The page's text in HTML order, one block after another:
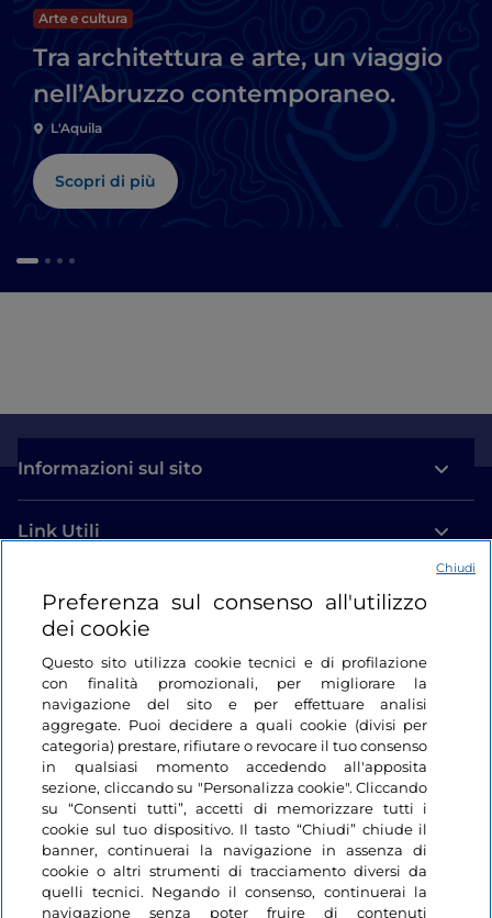
Arte e cultura
Tra architettura e arte, un viaggio
nell’Abruzzo contemporaneo.
L'Aquila
Scopri di più
Informazioni sul sito
Link Utili
Login
Restiamo in contatto
Preferenza sul consenso all'utilizzo
dei cookie
Questo sito utilizza cookie tecnici e di profilazione
con finalità promozionali, per migliorare la
navigazione del sito e per effettuare analisi
aggregate. Puoi decidere a quali cookie (divisi per
categoria) prestare, rifiutare o revocare il tuo consenso
in qualsiasi momento accedendo all'apposita
sezione, cliccando su "Personalizza cookie". Cliccando
su “Consenti tutti”, accetti di memorizzare tutti i
cookie sul tuo dispositivo. Il tasto “Chiudi” chiude il
banner, continuerai la navigazione in assenza di
cookie o altri strumenti di tracciamento diversi da
quelli tecnici. Negando il consenso, continuerai la
navigazione senza poter fruire di contenuti
Chiudi